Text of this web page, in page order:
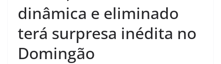
dinâmica e eliminado
terá surpresa inédita no
Domingão